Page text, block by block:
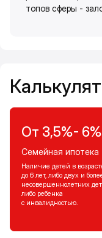
топов сферы -
От 3,5%- 6%
Семейная ипотека
Наличие детей в
до 6 лет, либо двух и
несовершеннолетних
либо ребенка
с инвалидностью.